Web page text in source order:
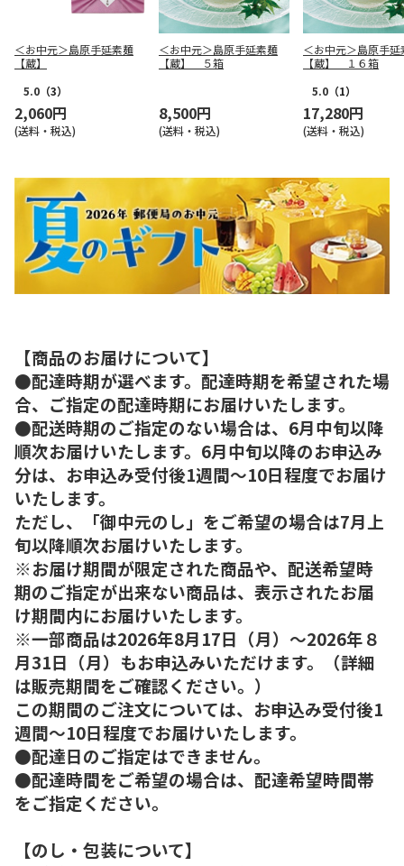
＜お中元＞島原手延素麺
【蔵】
5.0 （3）
2,060円
(送料・税込)
＜お中元＞島原手延素麺
【蔵】 ５箱
8,500円
(送料・税込)
＜お中元＞島原手延
【蔵】 １６箱
5.0 （1）
17,280円
(送料・税込)
【商品のお届けについて】
●配達時期が選べます。配達時期を希望された場
合、ご指定の配達時期にお届けいたします。
●配送時期のご指定のない場合は、6月中旬以降
順次お届けいたします。6月中旬以降のお申込み
分は、お申込み受付後1週間～10日程度でお届け
いたします。
ただし、「御中元のし」をご希望の場合は7月上
旬以降順次お届けいたします。
※お届け期間が限定された商品や、配送希望時
期のご指定が出来ない商品は、表示されたお届
け期間内にお届けいたします。
※一部商品は2026年8月17日（月）～2026年８
月31日（月）もお申込みいただけます。（詳細
は販売期間をご確認ください。）
この期間のご注文については、お申込み受付後1
週間～10日程度でお届けいたします。
●配達日のご指定はできません。
●配達時間をご希望の場合は、配達希望時間帯
をご指定ください。
【のし・包装について】